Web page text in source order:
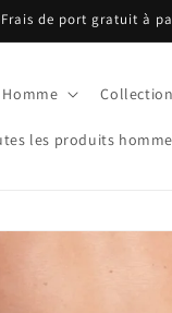
Frais de port gratuit à
les produits